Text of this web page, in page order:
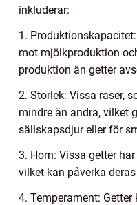
inkluderar:
1.
mot mjölkproduktion
produktion än getter
2. Storlek: Vissa raser,
mindre än andra, vilket
sällskapsdjur eller för
3. Horn: Vissa getter
vilket kan påverka
4. Temperament: